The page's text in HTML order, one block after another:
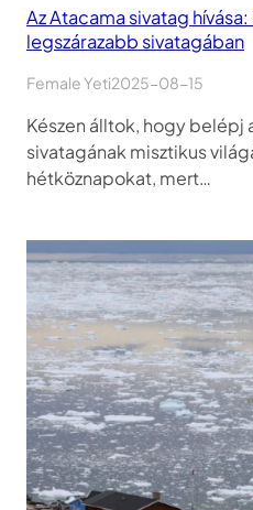
Az Atacama sivatag
legszárazabb sivatagában
Female Yeti2025-08-15
Készen álltok, hogy belépj
sivatagának misztikus
hétköznapokat, mert…